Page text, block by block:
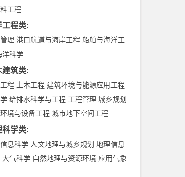
工程
工程类:
理 港口航道与海岸工程 船舶与海洋工
洋科学
建筑类:
程 土木工程 建筑环境与能源应用工程
给排水科学与工程 工程管理 城乡规划
境与设备工程 城市地下空间工程
科学类:
息科学 人文地理与城乡规划 地理信息
大气科学 自然地理与资源环境 应用气象